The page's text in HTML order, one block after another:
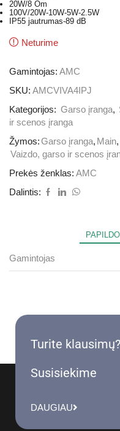
20W/8 Om
100V/20W-10W-5W-2.5W
IP55 jautrumas-89 dB
Neturime
Gamintojas: AMC
SKU: AMCVIVA4IPJ
Kategorijos: Garso įranga,
ir scenos įranga
Žymos:Garso įranga, Main,
Vaizdo, garso ir scenos
Prekės ženklas: AMC
Dalintis:
Gamintojas
Turite klausimų?
Susisiekime
DAUGIAU